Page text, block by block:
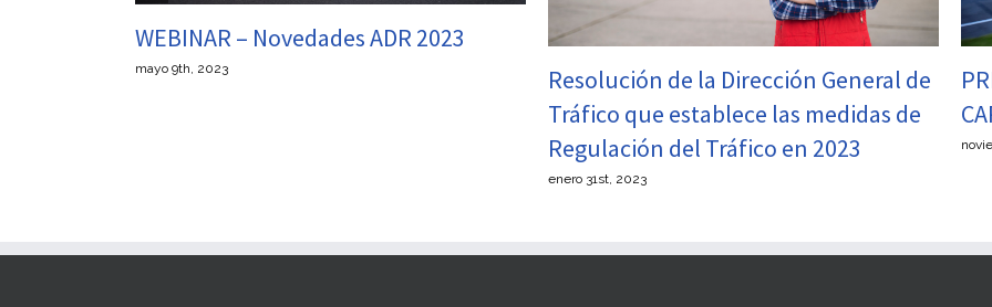
Resolución de la Dirección General de
Tráfico que establece las medidas de
PREGUNTAS Y RESPUESTAS SOBRE
CARGA Y DESCARGA
noviembre 3rd, 2022